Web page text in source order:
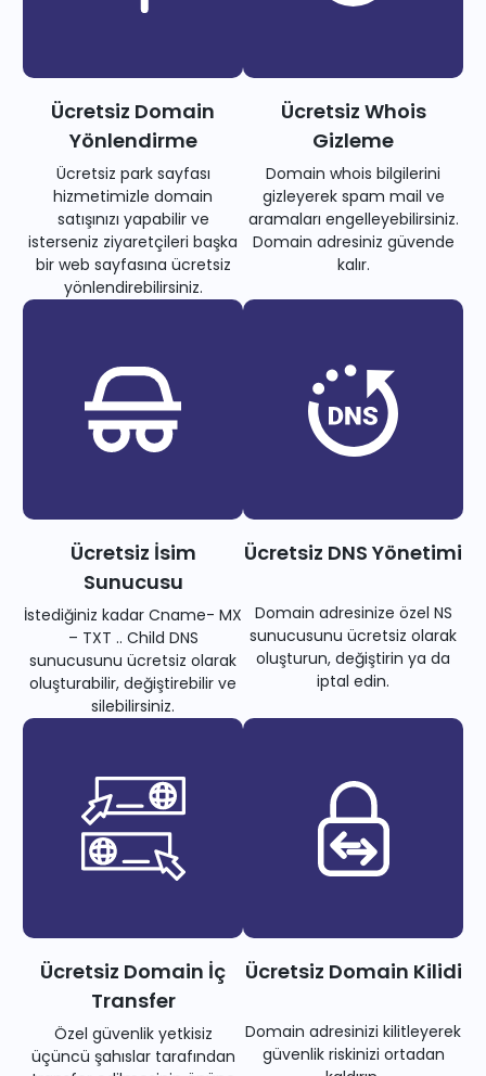
Ücretsiz Domain
Yönlendirme
Ücretsiz park sayfası
hizmetimizle domain
satışınızı yapabilir ve
isterseniz ziyaretçileri başka
bir web sayfasına ücretsiz
yönlendirebilirsiniz.
Ücretsiz Whois
Gizleme
Domain whois bilgilerini
gizleyerek spam mail ve
aramaları engelleyebilirsiniz.
Domain adresiniz güvende
kalır.
Ücretsiz İsim
Sunucusu
İstediğiniz kadar Cname- MX
– TXT .. Child DNS
sunucusunu ücretsiz olarak
oluşturabilir, değiştirebilir ve
silebilirsiniz.
Ücretsiz DNS Yönetimi
Domain adresinize özel NS
sunucusunu ücretsiz olarak
oluşturun, değiştirin ya da
iptal edin.
Ücretsiz Domain İç
Transfer
Özel güvenlik yetkisiz
üçüncü şahıslar tarafından
Ücretsiz Domain Kilidi
Domain adresinizi kilitleyerek
güvenlik riskinizi ortadan